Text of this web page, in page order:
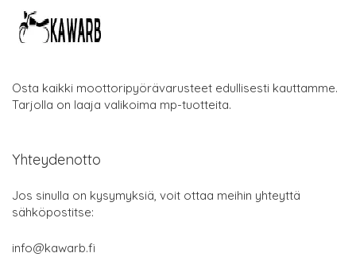
Osta kaikki moottoripyörävarusteet edullisesti kauttamme.
Tarjolla on laaja valikoima mp-tuotteita.
Yhteydenotto
Jos sinulla on kysymyksiä, voit ottaa meihin yhteyttä
sähköpostitse:
info@kawarb.fi